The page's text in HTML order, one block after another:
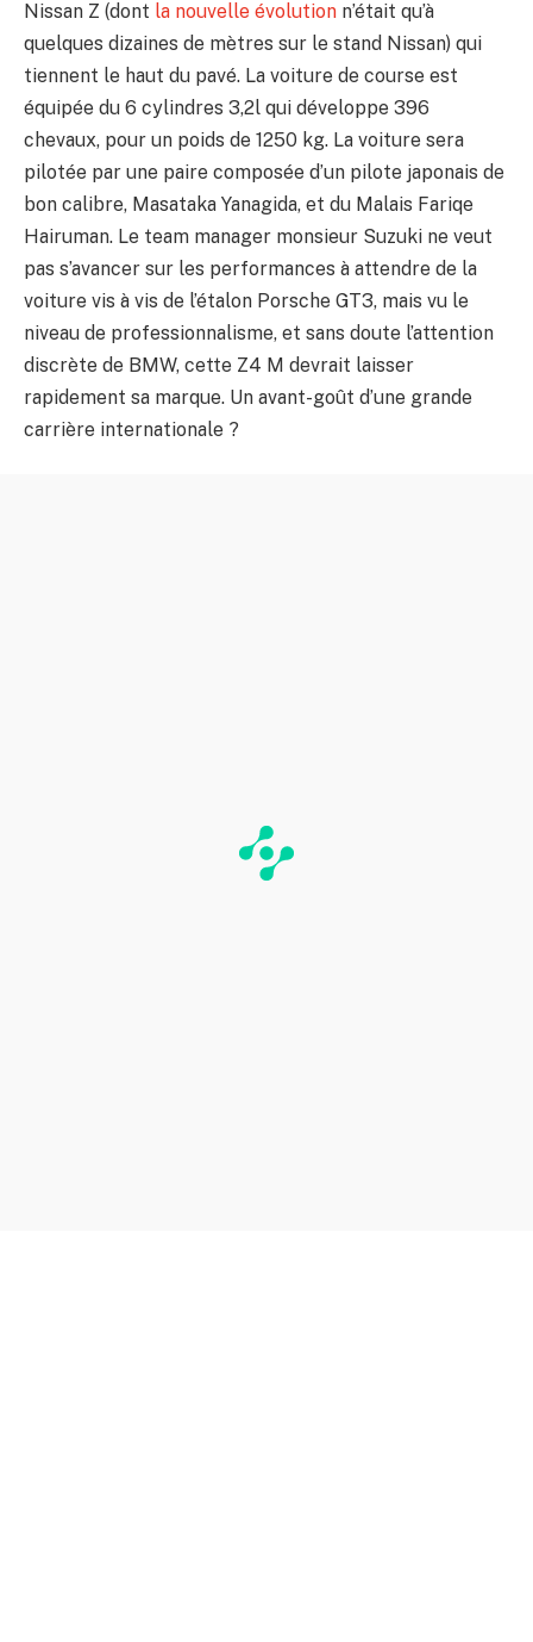
Nissan Z (dont la nouvelle évolution n’était qu’à
quelques dizaines de mètres sur le stand Nissan) qui
tiennent le haut du pavé. La voiture de course est
équipée du 6 cylindres 3,2l qui développe 396
chevaux, pour un poids de 1250 kg. La voiture sera
pilotée par une paire composée d’un pilote japonais de
bon calibre, Masataka Yanagida, et du Malais Fariqe
Hairuman. Le team manager monsieur Suzuki ne veut
pas s’avancer sur les performances à attendre de la
voiture vis à vis de l’étalon Porsche GT3, mais vu le
niveau de professionnalisme, et sans doute l’attention
discrète de BMW, cette Z4 M devrait laisser
rapidement sa marque. Un avant-goût d’une grande
carrière internationale ?